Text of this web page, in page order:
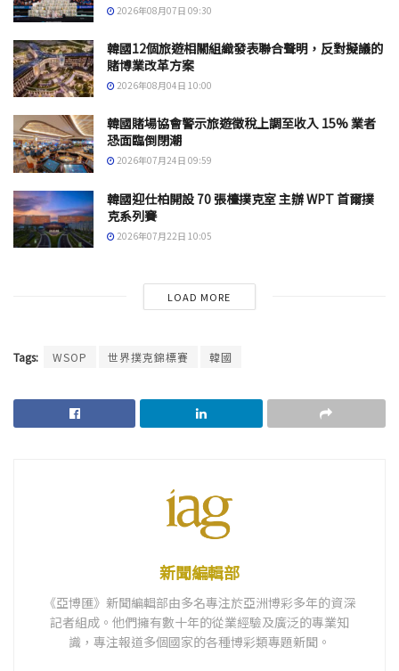
2026年08月07日 09:30
韓國12個旅遊相關組織發表聯合聲明，反對擬議的
賭博業改革方案
2026年08月04日 10:00
韓國賭場協會警示旅遊徵稅上調至收入 15% 業者
恐面臨倒閉潮
2026年07月24日 09:59
韓國迎仕柏開設 70 張檯撲克室 主辦 WPT 首爾撲
克系列賽
2026年07月22日 10:05
LOAD MORE
Tags: WSOP 世界撲克錦標賽 韓國
新聞編輯部
《亞博匯》新聞編輯部由多名專注於亞洲博彩多年的資深
記者組成。他們擁有數十年的從業經驗及廣泛的專業知
識，專注報道多個國家的各種博彩類專題新聞。